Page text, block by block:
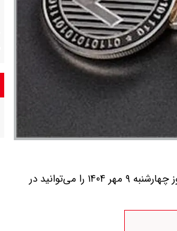
قیمت بیت کوین، اتریوم و سایر ارز‌های دیجیتال (رمزارزها) به دلار امروز چهارشنبه ۹ مهر ۱۴۰۴ را می‌توانید در